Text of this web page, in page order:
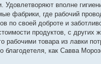
Удовлетворяют вполне
фабрики, где рабочий
по своей доброте и
продуктов, с других
рабочими товара из лавки
благодетеля, как Савва